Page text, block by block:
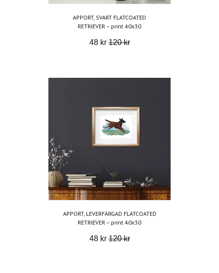
APPORT, SVART FLATCOATED
RETRIEVER – print 40x30
48 kr120 kr
APPORT, LEVERFÄRGAD FLATCOATED
RETRIEVER – print 40x30
48 kr120 kr